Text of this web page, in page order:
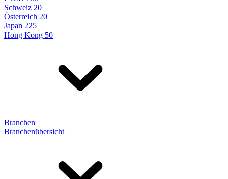
Schweiz 20
Österreich 20
Japan 225
Hong Kong 50
Branchen
Branchenübersicht